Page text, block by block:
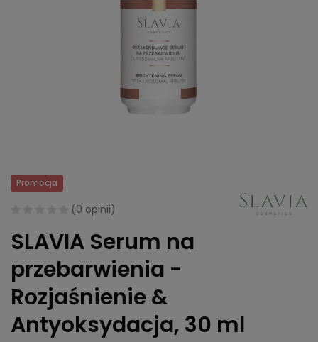
Promocja
(0 opinii)
SLAVIA Serum na
przebarwienia -
Rozjaśnienie &
Antyoksydacja, 30 ml